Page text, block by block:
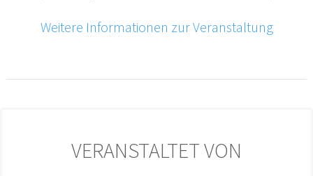
Weitere Informationen zur Veranstaltung
VERANSTALTET VON